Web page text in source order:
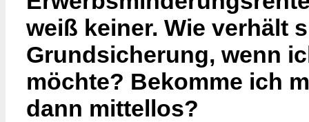
weiß keiner. Wie verhält
Grundsicherung, wenn
möchte? Bekomme ich
dann mittellos?